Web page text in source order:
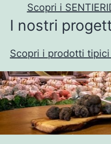
Scopri i
I nostri
Scopri i prodotti